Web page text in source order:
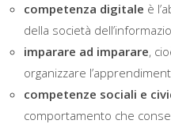
competenza digitale è
della società
imparare ad imparare,
organizzare
competenze sociali e
comportamento che